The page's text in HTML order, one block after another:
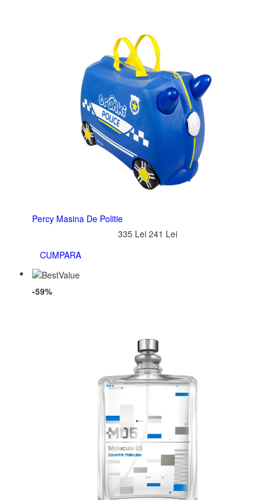
Percy Masina De Politie
335 Lei 241 Lei
CUMPARA
-59%